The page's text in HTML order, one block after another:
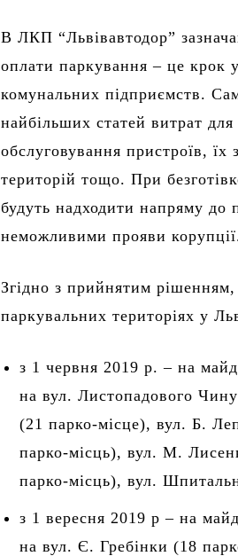
В ЛКП “Львівавтодор”
оплати паркування – це крок
комунальних підприємств.
найбільших статей витрат
обслуговування пристроїв,
територій тощо. При
будуть надходити напряму до
неможливими прояви
Згідно з прийнятим рішенням,
паркувальних територіях у
з 1 червня 2019 р. – на
на вул. Листопадового
(21 парко-місце), вул. Б.
парко-місць), вул. М.
парко-місць), вул.
з 1 вересня 2019 р – на
на вул. Є. Гребінки (18